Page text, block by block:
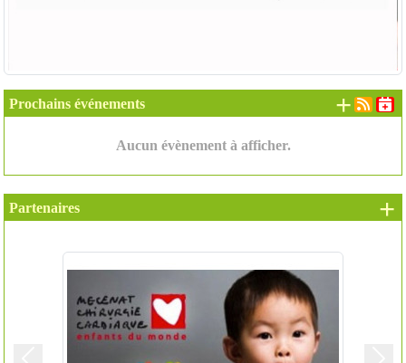
Prochains événements
Aucun évènement à afficher.
+
Partenaires +